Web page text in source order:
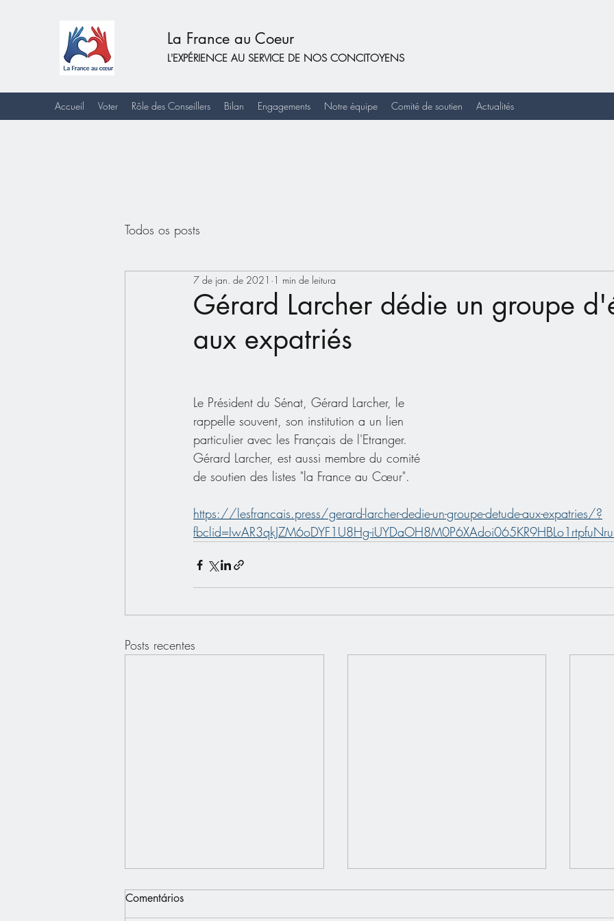
La France au Coeur
L'EXPÉRIENCE AU SERVICE DE NOS CONCITOYENS
Accueil Voter Rôle des Conseillers Bilan Engagements Notre équipe Comité de soutien Actualités
Todos os posts
Gérard Larcher dédie un groupe
aux expatriés
7 de jan. de 2021 1 min de leitura
Le Président du Sénat, Gérard Larcher, le
rappelle souvent, son institution a un lien
particulier avec les Français de l'Etranger.
Gérard Larcher, est aussi membre du comité
de soutien des listes "la France au Cœur".
https://lesfrancais.press/gerard-larcher-dedie-un-groupe-detude-aux-expatries/?
fbclid=IwAR3qkJZM6oDYF1U8Hg-
Posts recentes
Comentários